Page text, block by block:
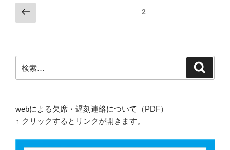
投
稿
ゲ
ー
ョ
ン
前
の
ジ
固定ページ2
索:
webによる欠席・遅刻連絡について
（PDF）
↑ クリックするとリンクが開きます。